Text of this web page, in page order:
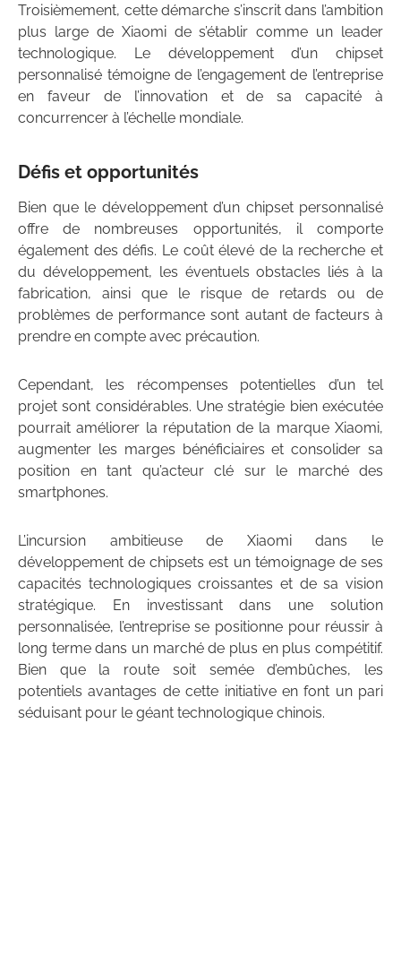
Troisièmement, cette démarche s’inscrit dans l’ambition
plus large de Xiaomi de s’établir comme un leader
technologique. Le développement d’un chipset
personnalisé témoigne de l’engagement de l’entreprise
en faveur de l’innovation et de sa capacité à
concurrencer à l’échelle mondiale.
Défis et opportunités
Bien que le développement d’un chipset personnalisé
offre de nombreuses opportunités, il comporte
également des défis. Le coût élevé de la recherche et
du développement, les éventuels obstacles liés à la
fabrication, ainsi que le risque de retards ou de
problèmes de performance sont autant de facteurs à
prendre en compte avec précaution.
Cependant, les récompenses potentielles d’un tel
projet sont considérables. Une stratégie bien exécutée
pourrait améliorer la réputation de la marque Xiaomi,
augmenter les marges bénéficiaires et consolider sa
position en tant qu’acteur clé sur le marché des
smartphones.
L’incursion ambitieuse de Xiaomi dans le
développement de chipsets est un témoignage de ses
capacités technologiques croissantes et de sa vision
stratégique. En investissant dans une solution
personnalisée, l’entreprise se positionne pour réussir à
long terme dans un marché de plus en plus compétitif.
Bien que la route soit semée d’embûches, les
potentiels avantages de cette initiative en font un pari
séduisant pour le géant technologique chinois.